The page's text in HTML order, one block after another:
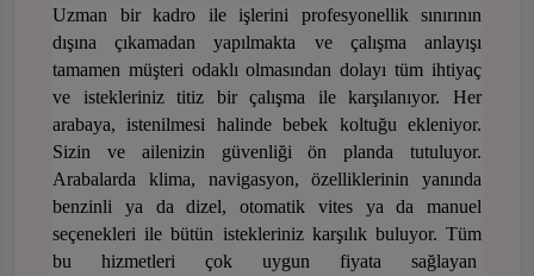
Uzman bir kadro ile işlerini profesyonellik sınırının
dışına çıkamadan yapılmakta ve çalışma anlayışı
tamamen müşteri odaklı olmasından dolayı tüm ihtiyaç
ve istekleriniz titiz bir çalışma ile karşılanıyor. Her
arabaya, istenilmesi halinde bebek koltuğu ekleniyor.
Sizin ve ailenizin güvenliği ön planda tutuluyor.
Arabalarda klima, navigasyon, özelliklerinin yanında
benzinli ya da dizel, otomatik vites ya da manuel
seçenekleri ile bütün istekleriniz karşılık buluyor. Tüm
bu hizmetleri çok uygun fiyata sağlayan